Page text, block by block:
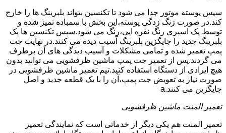
سپس پوسته موتور جدا می شود تا تکنسین بتواند بلبرینگ ها را خارج
کند.در صورت زنگ زدگی پوسته،این بخش با سمباده تمیز شده و
توسط یک اسپری رنگ نقره ایی،رنگ می شود.سپس تکنسین ها یک
بلبرینگ جدید را جایگزین بلبرینگ آسیب دیده می کنند.در نهایت جت
پمپ تعمیر شده و تمامی مشکلات و آسیب دیدگی های آن برطرف
می گردند.پس از تعمیر جت پمپ ماشین ظرفشویی می توانید بدون
هیچ ایرادی از دستگاه استفاده کنید.تیم تعمیر ماشین ظرفشویی در
صورت نیاز به تعویض جت پمپ،آن را با یک قطعه جدید و اصل
جایگزین می کنند.a
تعمیر المنت ماشین ظرفشویی
تعمیر المنت هم یکی دیگر از خدماتی است که نمایندگی تعمیر